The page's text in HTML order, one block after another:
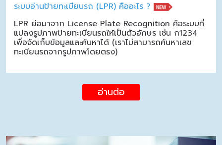
ระบบอ่านป้ายทะเบียนรถ (LPR) คืออะไร ?
LPR ย่อมาจาก License Plate Recognition คือระบบที่
แปลงรูปภาพป้ายทะเบียนรถให้เป็นตัวอักษร เช่น ก1234
เพื่อจัดเก็บข้อมูลและค้นหาได้ (เราไม่สามารถค้นหาเลข
ทะเบียนรถจากรูปภาพโดยตรง)
อ่านต่อ